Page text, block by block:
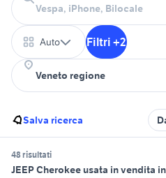
Auto Filtri +2
Salva ricerca
48 risultati
JEEP Cherokee usata in vendita